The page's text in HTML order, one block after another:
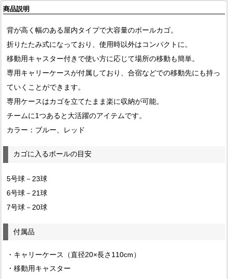
商品説明
背が高く幅のある屋内タイプで大容量のボールカゴ。
折りたたみ式になっており、使用時以外はコンパクトに。
移動用キャスター付きで使い方に応じて場所の移動も簡単。
専用キャリーケースが付属しており、合宿などでの移動先にも持っ
ていくことができます。
専用ケースはカゴを立てたまま楽に収納が可能。
チームに1つあると大活躍のアイテムです。
カラー：ブルー、レッド
カゴに入るボールの目安
5号球－23球
6号球－21球
7号球－20球
付属品
・キャリーケース（直径20×長さ110cm）
・移動用キャスター